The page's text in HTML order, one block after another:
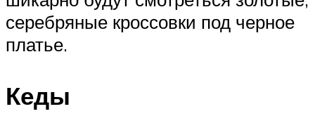
серебряные кроссовки под черное
платье.
Кеды